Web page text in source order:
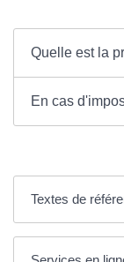
Quelle est la
En cas
Textes de